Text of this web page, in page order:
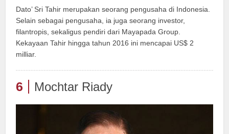
Dato’ Sri Tahir merupakan seorang pengusaha di Indonesia.
Selain sebagai pengusaha, ia juga seorang investor,
filantropis, sekaligus pendiri dari Mayapada Group.
Kekayaan Tahir hingga tahun 2016 ini mencapai US$ 2
milliar.
6 Mochtar Riady